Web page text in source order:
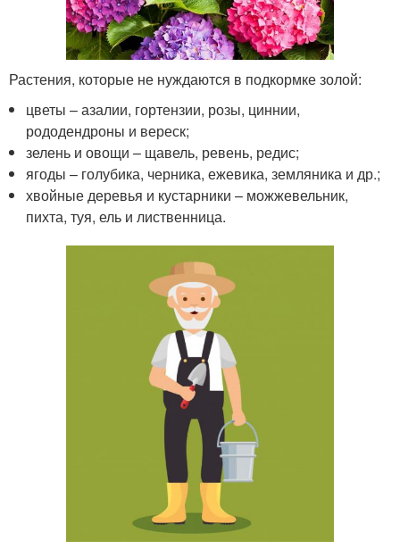
Растения, которые не нуждаются в подкормке золой:
цветы – азалии, гортензии, розы, циннии,
рододендроны и вереск;
зелень и овощи – щавель, ревень, редис;
ягоды – голубика, черника, ежевика, земляника и др.;
хвойные деревья и кустарники – можжевельник,
пихта, туя, ель и лиственница.